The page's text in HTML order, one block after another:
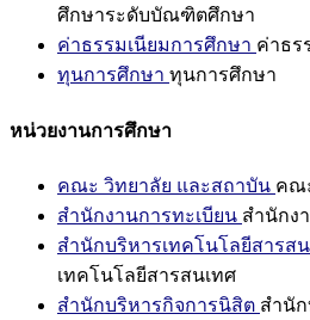
ศึกษาระดับบัณฑิตศึกษา
ค่าธรรมเนียมการศึกษา ค่าธร
ทุนการศึกษา ทุนการศึกษา
หน่วยงานการศึกษา
คณะ วิทยาลัย และสถาบัน คณ
สำนักงานการทะเบียน สำนักง
สำนักบริหารเทคโนโลยีสารส
เทคโนโลยีสารสนเทศ
สำนักบริหารกิจการนิสิต สำนั